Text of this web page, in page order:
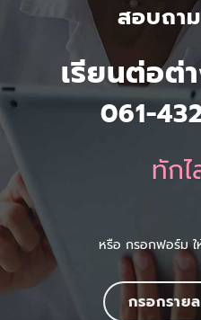
สอบถา
เรียนต่อต่
061-
ทัก
หรือ กรอกฟอร์ม ใ
กรอกราย